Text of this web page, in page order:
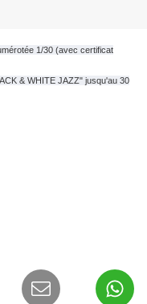
1/30 (avec certificat
& WHITE JAZZ" jusqu'au 30